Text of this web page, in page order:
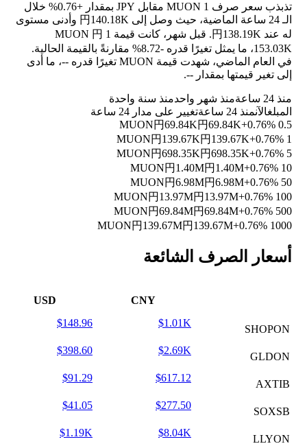
تذبذب سعر صرف 1 MUON مقابل JPY بمقدار +0.76%
خلال
الـ 24 ساعة الماضية، حيث وصل إلى 円140.18K وأدنى مستوى
له عند 円138.19K. قبل شهر، كانت قيمة 1 MUON 円
153.03K، ما يمثل تغيرًا قدره
-8.72%
مقارنةً بالقيمة الحالية.
في العام الماضي، شهدت قيمة MUON تغيرًا قدره
--، ما أدى
إلى تغير قيمتها بمقدار --
.
منذ 24 ساعة منذ شهر واحدمنذ سنة واحدة
المبلغالآنمنذ 24 ساعة
تغيير على مدار 24 ساعة
0.5 MUON
円69.84K円69.84K+0.76%
1 MUON
円139.67K円139.67K+0.76%
5 MUON
円698.35K円698.35K+0.76%
10 MUON
円1.40M円1.40M+0.76%
50 MUON
円6.98M円6.98M+0.76%
100 MUON
円13.97M円13.97M+0.76%
500 MUON
円69.84M円69.84M+0.76%
1000 MUON
円139.67M円139.67M+0.76%
أسعار الصرف الشائعة
CNY
USD
SHOPON
$1.01K
$148.96
GLDON
$2.69K
$398.60
AXTIB
$617.12
$91.29
SOXSB
$277.50
$41.05
LLYON
$8.04K
$1.19K